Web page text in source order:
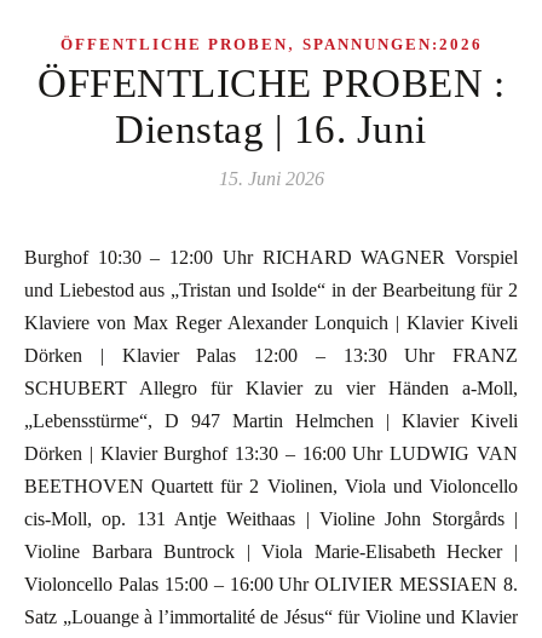
ÖFFENTLICHE PROBEN, SPANNUNGEN:2026
ÖFFENTLICHE PROBEN :
Dienstag | 16. Juni
15. Juni 2026
Burghof 10:30 – 12:00 Uhr RICHARD WAGNER Vorspiel
und Liebestod aus „Tristan und Isolde“ in der Bearbeitung für 2
Klaviere von Max Reger Alexander Lonquich | Klavier Kiveli
Dörken | Klavier Palas 12:00 – 13:30 Uhr FRANZ
SCHUBERT Allegro für Klavier zu vier Händen a-Moll,
„Lebensstürme“, D 947 Martin Helmchen | Klavier Kiveli
Dörken | Klavier Burghof 13:30 – 16:00 Uhr LUDWIG VAN
BEETHOVEN Quartett für 2 Violinen, Viola und Violoncello
cis-Moll, op. 131 Antje Weithaas | Violine John Storgårds |
Violine Barbara Buntrock | Viola Marie-Elisabeth Hecker |
Violoncello Palas 15:00 – 16:00 Uhr OLIVIER MESSIAEN 8.
Satz „Louange à l’immortalité de Jésus“ für Violine und Klavier